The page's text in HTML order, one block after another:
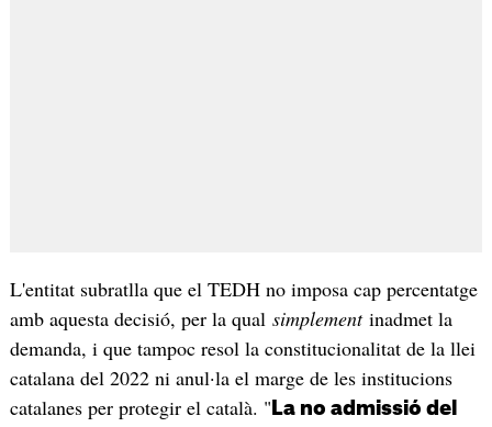
L'entitat subratlla que el TEDH no imposa cap percentatge
amb aquesta decisió, per la qual simplementinadmet la
demanda, i que tampoc resol la constitucionalitat de la llei
catalana del 2022 ni anul·la el marge de les institucions
catalanes per protegir el català. " La no admissió del